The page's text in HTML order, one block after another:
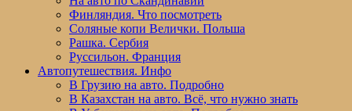
Финляндия. Что посмотреть
Соляные копи Велички. Польша
Рашка. Сербия
Руссильон. Франция
Автопутешествия. Инфо
В Грузию на авто. Подробно
В Казахстан на авто. Всё, что нужно знать